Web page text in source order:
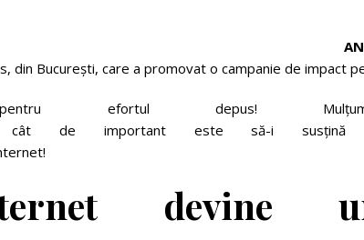
din București, care a promovat o campanie de impact
efortul depus!
cât de important este să-i susțină
devine